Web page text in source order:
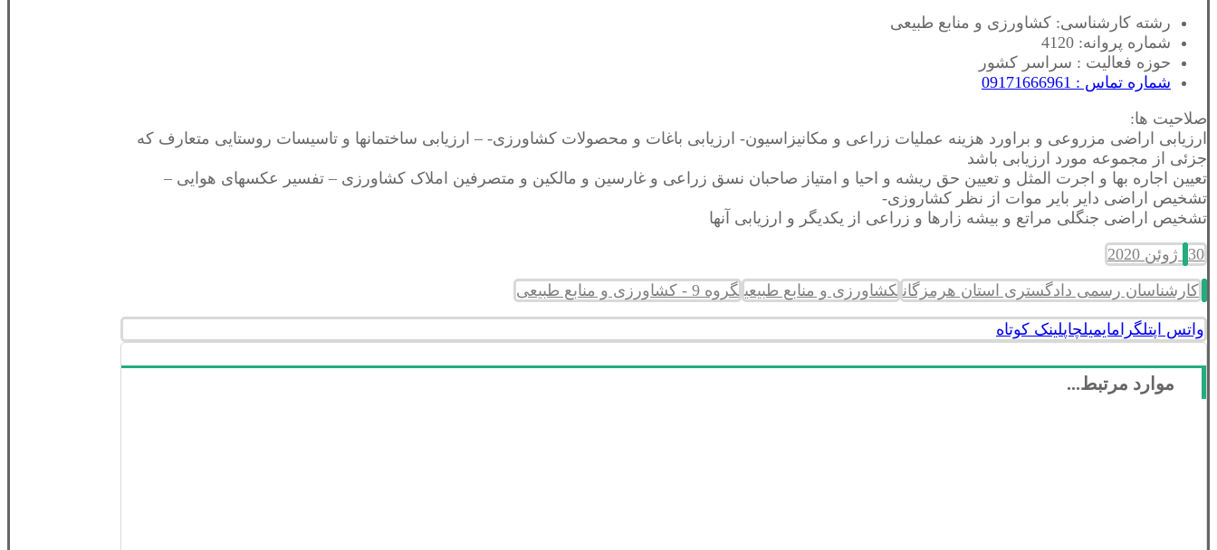
رشته کارشناسی: کشاورزی و منابع طبیعی
شماره پروانه: 4120
حوزه فعالیت : سراسر کشور
شماره تماس : 09171666961
صلاحیت ها:
ارزیابی اراضی مزروعی و براورد هزینه عملیات زراعی و مکانیزاسیون- ارزیابی باغات و محصولات کشاورزی- – ارزیابی ساختمانها و تاسیسات روستایی متعارف که
جزئی از مجموعه مورد ارزیابی باشد
تعیین اجاره بها و اجرت المثل و تعیین حق ریشه و احیا و امتیاز صاحبان نسق زراعی و غارسین و مالکین و متصرفین املاک کشاورزی – تفسیر عکسهای هوایی –
تشخیص اراضی دایر بایر موات از نظر کشاروزی-
تشخیص اراضی جنگلی مراتع و بیشه زارها و زراعی از یکدیگر و ارزیابی آنها
30 ژوئن 2020
کارشناسان رسمی دادگستری استان هرمزگان کشاورزی و منابع طبیعی گروه 9 - کشاورزی و منابع طبیعی
واتس اپتلگرامایمیلچاپلینک کوتاه
موارد مرتبط...